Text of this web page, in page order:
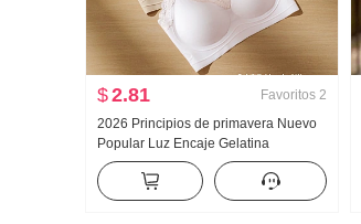
$2.81 Favoritos 2
2026 Principios de primavera Nuevo
Popular Luz Encaje Gelatina
Pegamento Tira Corsé Interior
Cinturón Pecho Almohadilla
Adelgazante Chaleco para mujer